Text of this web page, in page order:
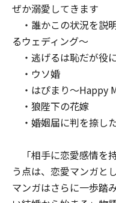
ぜか溺愛してきます
・誰かこの状況を説
るウェディング～
・逃げるは恥だが役
・ウソ婚
・はぴまり〜Happy
・狼陛下の花嫁
・婚姻届に判を捺し
「相手に恋愛感情を
う点は、恋愛マンガと
マンガはさらに一歩踏